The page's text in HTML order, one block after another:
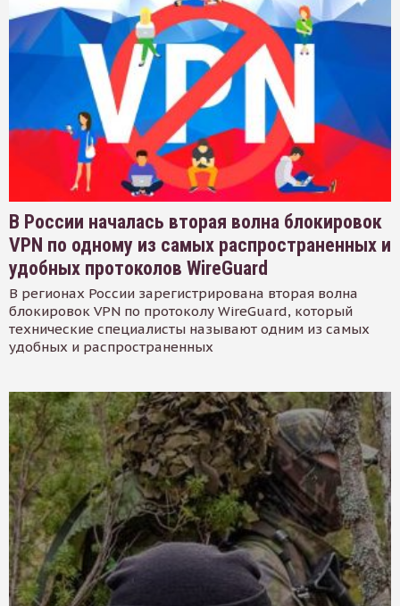
В России началась вторая волна блокировок
VPN по одному из самых распространенных и
удобных протоколов WireGuard
В регионах России зарегистрирована вторая волна
блокировок VPN по протоколу WireGuard, который
технические специалисты называют одним из самых
удобных и распространенных